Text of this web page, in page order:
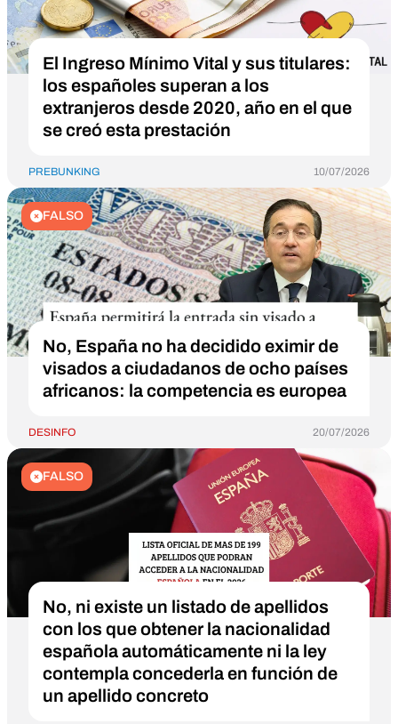
El Ingreso Mínimo Vital y sus titulares:
los españoles superan a los
extranjeros desde 2020, año en el que
se creó esta prestación
PREBUNKING 10/07/2026
FALSO
No, España no ha decidido eximir de
visados a ciudadanos de ocho países
africanos: la competencia es europea
DESINFO 20/07/2026
FALSO
No, ni existe un listado de apellidos
con los que obtener la nacionalidad
española automáticamente ni la ley
contempla concederla en función de
un apellido concreto